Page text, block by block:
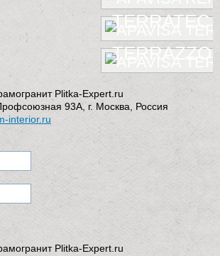
TERRATEC
TERRAZZO
Plitka-Expert.ru
93А г. Москва
Россия
interior.ru
Plitka-Expert.ru